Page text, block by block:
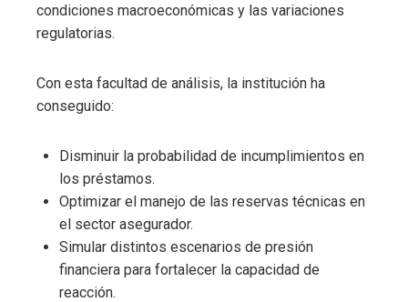
condiciones macroeconómicas y las variaciones
regulatorias.
Con esta facultad de análisis, la institución ha
conseguido:
Disminuir la probabilidad de incumplimientos en
los préstamos.
Optimizar el manejo de las reservas técnicas en
el sector asegurador.
Simular distintos escenarios de presión
financiera para fortalecer la capacidad de
reacción.